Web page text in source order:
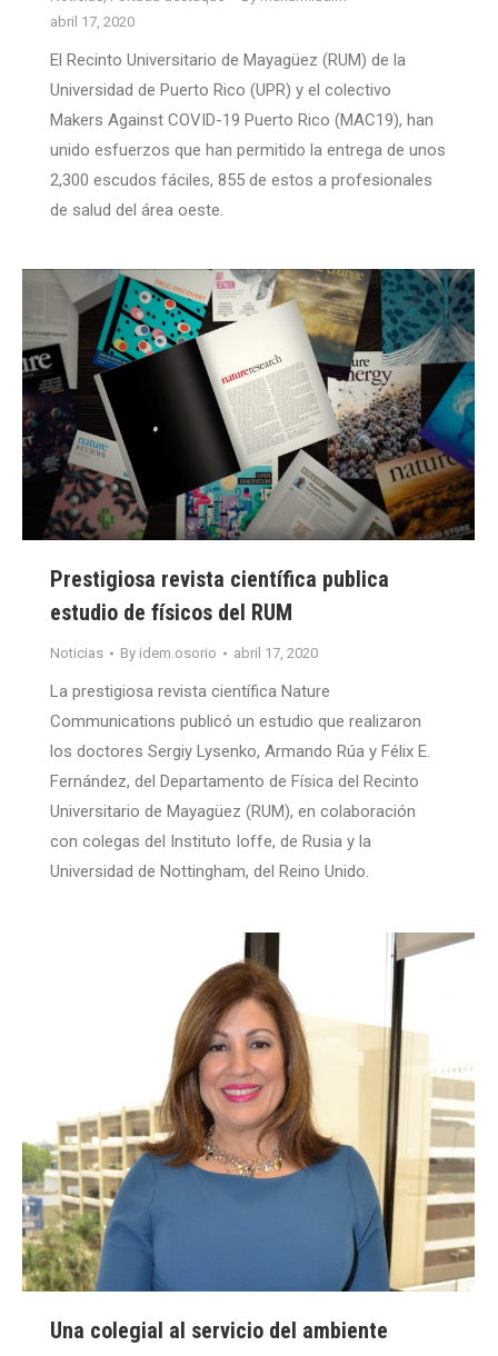
abril 17, 2020
El Recinto Universitario de Mayagüez (RUM) de la
Universidad de Puerto Rico (UPR) y el colectivo
Makers Against COVID-19 Puerto Rico (MAC19), han
unido esfuerzos que han permitido la entrega de unos
2,300 escudos fáciles, 855 de estos a profesionales
de salud del área oeste.
Prestigiosa revista científica publica
estudio de físicos del RUM
Noticias By idem.osorio abril 17, 2020
La prestigiosa revista científica Nature
Communications publicó un estudio que realizaron
los doctores Sergiy Lysenko, Armando Rúa y Félix E.
Fernández, del Departamento de Física del Recinto
Universitario de Mayagüez (RUM), en colaboración
con colegas del Instituto Ioffe, de Rusia y la
Universidad de Nottingham, del Reino Unido.
Una colegial al servicio del ambiente